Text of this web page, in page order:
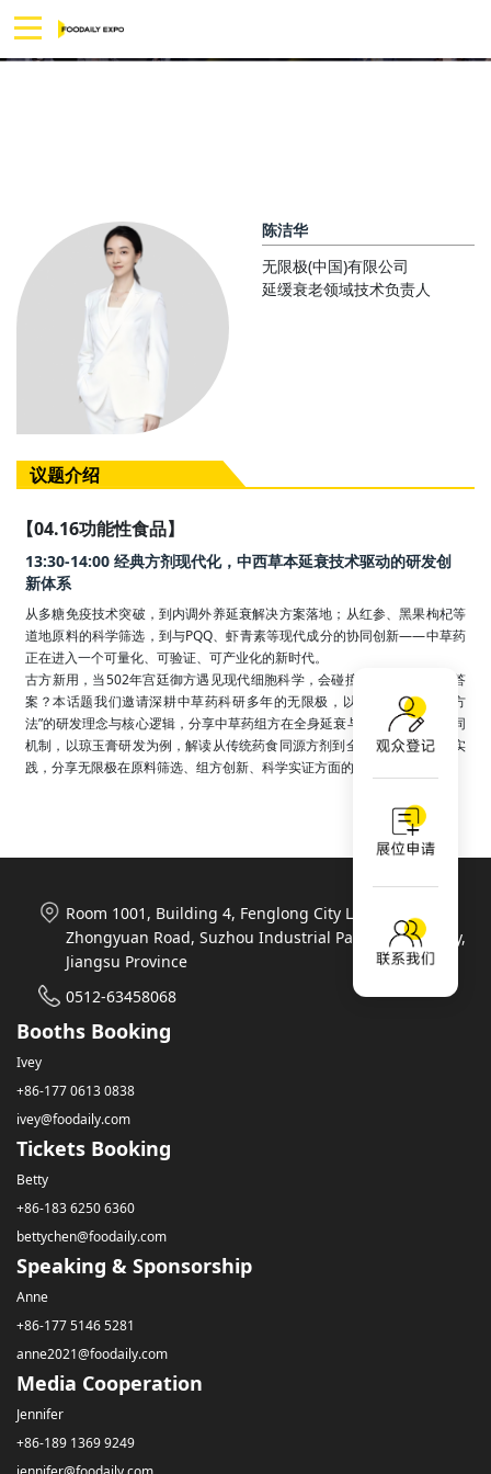
陈洁华
无限极(中国)有限公司
延缓衰老领域技术负责人
议题介绍
【04.16功能性食品】
13:30-14:00 经典方剂现代化，中西草本延衰技术驱动的研发创
新体系
从多糖免疫技术突破，到内调外养延衰解决方案落地；从红参、黑果枸杞等
道地原料的科学筛选，到与PQQ、虾青素等现代成分的协同创新——中草药
正在进入一个可量化、可验证、可产业化的新时代。
古方新用，当502年宫廷御方遇见现代细胞科学，会碰撞出怎样的抗衰新答
案？本话题我们邀请深耕中草药科研多年的无限极，以“东方智慧+现代方
法”的研发理念与核心逻辑，分享中草药组方在全身延衰与局部抗衰中的协同
机制，以琼玉膏研发为例，解读从传统药食同源方剂到全球化单品的转化实
践，分享无限极在原料筛选、组方创新、科学实证方面的全流程实践。
Room 1001, Building 4, Fenglong City Life Plaza, 788
Zhongyuan Road, Suzhou Industrial Park, Suzhou City,
Jiangsu Province
0512-63458068
Booths Booking
Ivey
+86-177 0613 0838
ivey@foodaily.com
Tickets Booking
Betty
+86-183 6250 6360
bettychen@foodaily.com
Speaking & Sponsorship
Anne
+86-177 5146 5281
anne2021@foodaily.com
Media Cooperation
Jennifer
+86-189 1369 9249